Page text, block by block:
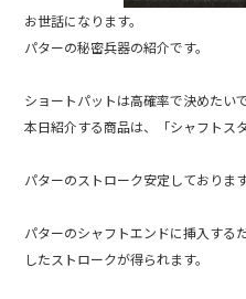
お世話になります。
パターの秘密兵器の紹介です。
ショートパットは高確率で決めたい
本日紹介する商品は、「シャフトス
パターのストローク安定しておりま
パターのシャフトエンドに挿入する
したストロークが得られます。